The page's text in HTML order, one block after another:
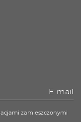
zamieszczonymi